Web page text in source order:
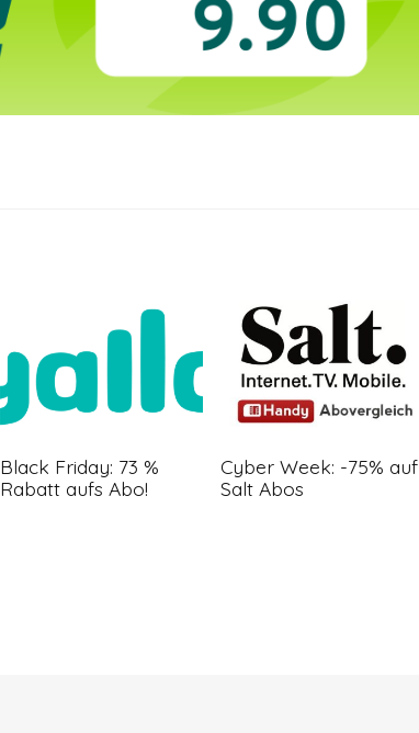
Black Friday: 73 %
Rabatt aufs Abo!
Cyber Week: -75% auf
Salt Abos